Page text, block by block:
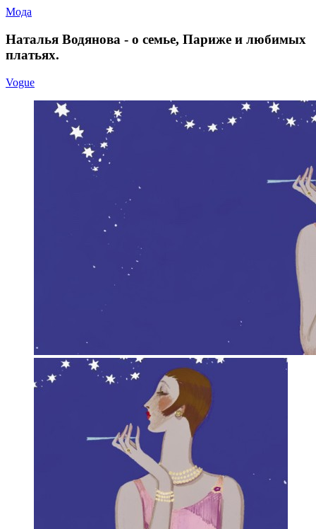
Мода
Наталья Водянова - о семье, Париже и любимых
платьях.
Vogue